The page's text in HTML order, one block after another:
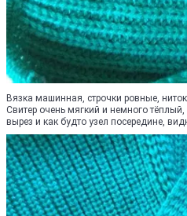
Вязка машинная, строчки ровные,
Свитер очень мягкий и немного
вырез и как будто узел посередине,